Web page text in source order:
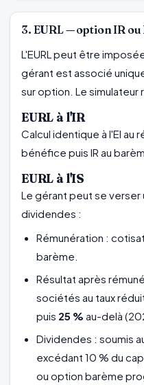
3. EURL — option IR ou
L'EURL peut être
gérant est associé
sur option. Le
EURL à l'IR
Calcul identique à l'EI au
bénéfice puis IR au
EURL à l'IS
Le gérant peut se
dividendes :
Rémunération :
barème.
Résultat après
sociétés au taux
puis 25 % au-delà
Dividendes : soumis
excédant 10 % du
ou option barème